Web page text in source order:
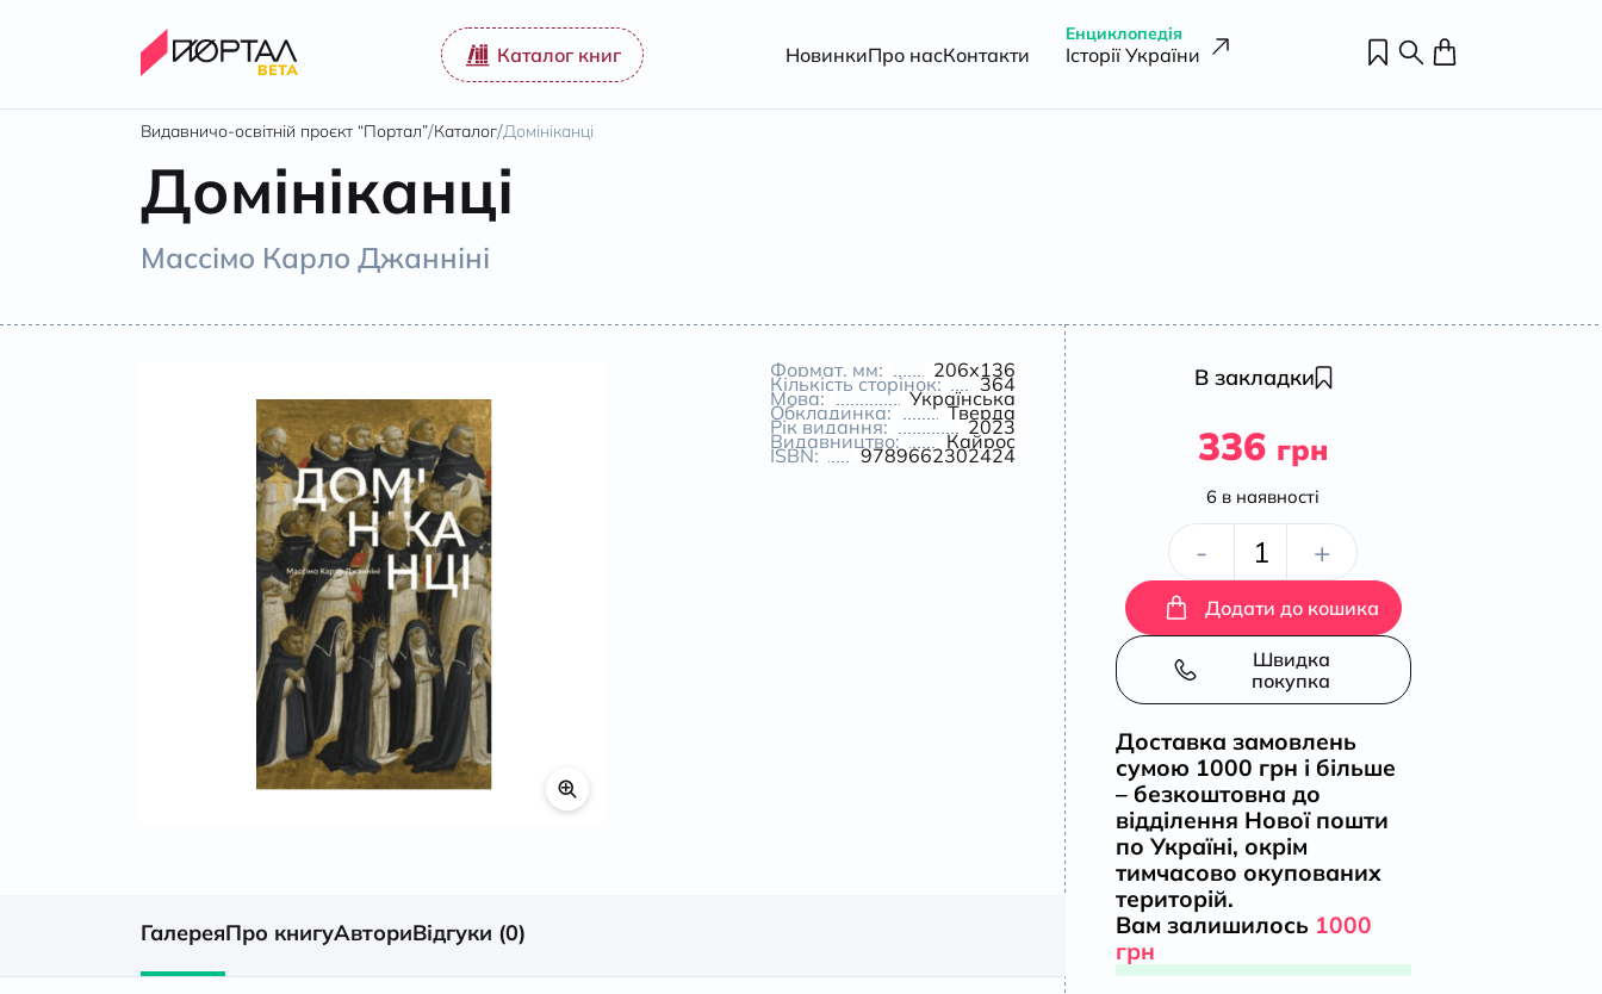
Каталог книг НовинкиПро насКонтакти
Енциклопедія
Історії України
Видавничо-освітній проєкт “Портал”/Каталог/Домініканці
Домініканці
Массімо Карло Джанніні
Формат, мм: 206х136
Кількість сторінок: 364
Мова: Українська
Обкладинка: Тверда
Рік видання: 2023
Видавництво: Кайрос
ISBN: 9789662302424
ГалереяПро книгуАвториВідгуки (0)
В закладки
336 грн
6 в наявності
-
Домініканці
кількість
+
Додати до кошика
Швидка
покупка
Доставка замовлень
сумою 1000 грн і більше
– безкоштовна до
відділення Нової пошти
по Україні, окрім
тимчасово окупованих
територій.
Вам залишилось 1000
грн